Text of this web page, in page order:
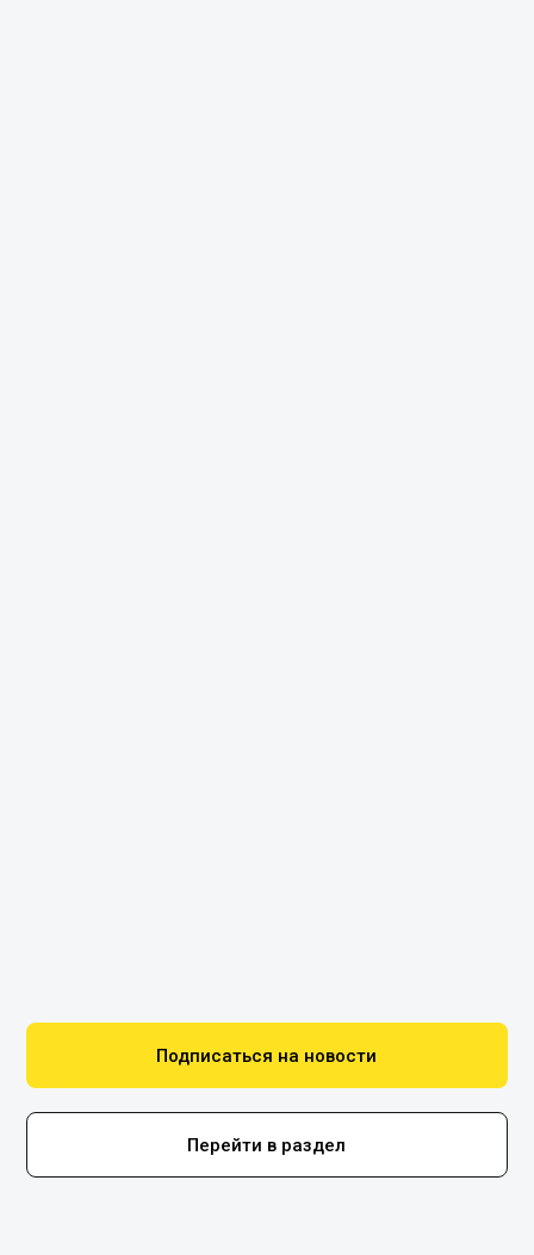
Подписаться на новости
Перейти в раздел